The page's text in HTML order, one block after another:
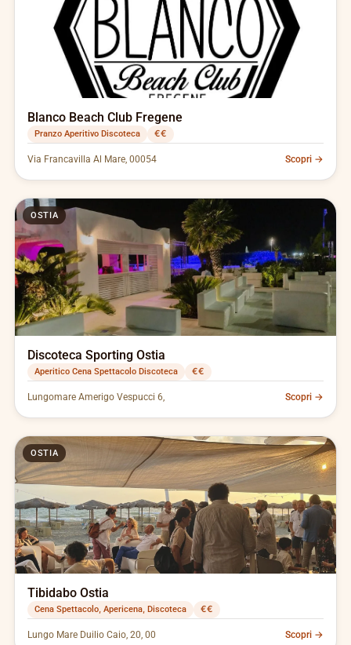
Blanco Beach Club Fregene
Pranzo Aperitivo Discoteca €€
Via Francavilla Al Mare, 00054 Scopri →
OSTIA
Discoteca Sporting Ostia
Aperitico Cena Spettacolo Discoteca €€
Lungomare Amerigo Vespucci 6, Scopri →
OSTIA
Tibidabo Ostia
Cena Spettacolo, Apericena, Discoteca €€
Lungo Mare Duilio Caio, 20, 00 Scopri →